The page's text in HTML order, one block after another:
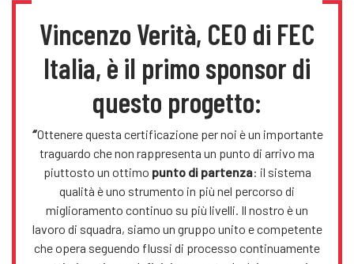
Vincenzo Verità, CEO di FEC
Italia, è il primo sponsor di
questo progetto:
“Ottenere questa certificazione per noi è un importante
traguardo che non rappresenta un punto di arrivo ma
piuttosto un ottimo punto di partenza: il sistema
qualità è uno strumento in più nel percorso di
miglioramento continuo su più livelli. Il nostro è un
lavoro di squadra, siamo un gruppo unito e competente
che opera seguendo flussi di processo continuamente